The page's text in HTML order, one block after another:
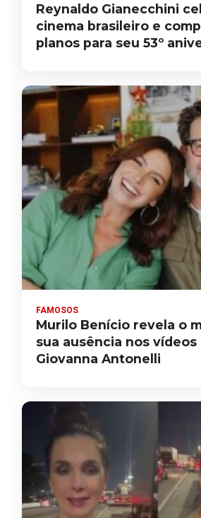
Reynaldo Gianecchini
cinema brasileiro e
planos para seu 53º
FAMOSOS
Murilo Benício revela o
sua ausência nos vídeos
Giovanna Antonelli